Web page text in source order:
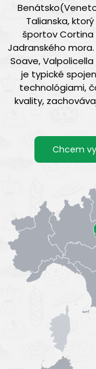
Talianska,
športov Cortina
Jadranského
Soave,
je typické
technológiami,
kvality,
Chcem